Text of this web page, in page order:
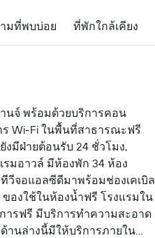
มที่พบบ่อย ที่พักใกล้เคียง
นจ์ พร้อมด้วยบริการคอน
ร Wi-Fi ในพื้นที่สาธารณะฟรี
มีฝ่ายต้อนรับ 24 ชั่วโมง,
มอาวล์ มีห้องพัก 34 ห้อง
วีจอแอลซีดีมาพร้อมช่องเคเบิล
องใช้ในห้องน้ำฟรี โรงแรมใน
ารฟรี มีบริการทำความสะอาด
นล่างนี้มีให้บริการภายใน